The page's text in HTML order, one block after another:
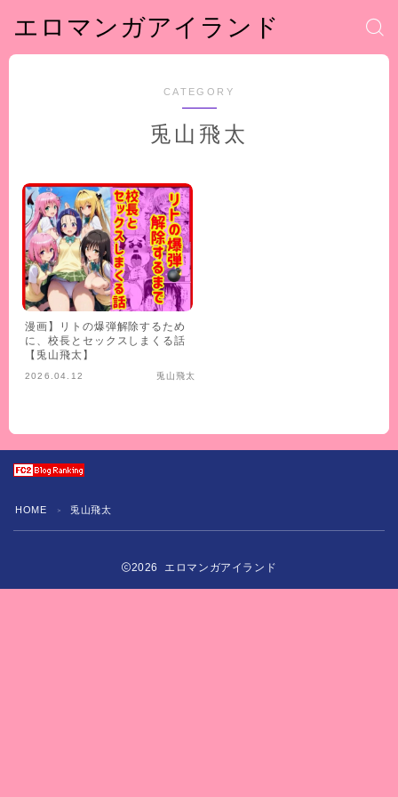
エロマンガアイランド
CATEGORY
兎山飛太
漫画】リトの爆弾解除するため
に、校長とセックスしまくる話
【兎山飛太】
2026.04.12 兎山飛太
HOME ＞ 兎山飛太
2026 エロマンガアイランド